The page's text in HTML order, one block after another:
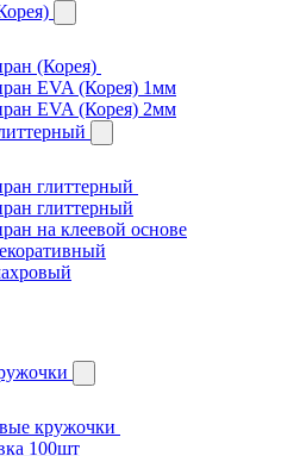
(Корея)
EVA (Корея) 1мм
EVA (Корея) 2мм
глиттерный
глиттерный
на клеевой основе
кружочки
100шт